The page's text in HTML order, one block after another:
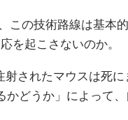
この技術路線は基
を起こさないのか。
されたマウスは死
どうか」によって